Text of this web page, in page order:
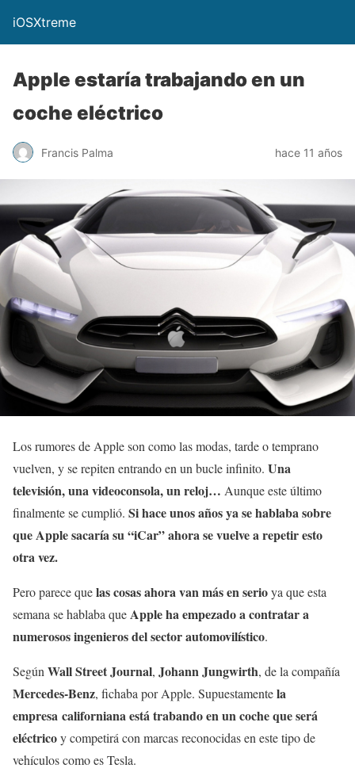
iOSXtreme
Apple estaría trabajando en un
coche eléctrico
Francis Palma hace 11 años
Los rumores de Apple son como las modas, tarde o temprano
vuelven, y se repiten entrando en un bucle infinito. Una
televisión, una videoconsola, un reloj… Aunque este último
finalmente se cumplió. Si hace unos años ya se hablaba sobre
que Apple sacaría su “iCar” ahora se vuelve a repetir esto
otra vez.
Pero parece quelas cosas ahora van más en serioya que esta
semana se hablaba queApple ha empezado a contratar a
numerosos ingenieros del sector automovilístico.
Según Wall Street Journal, Johann Jungwirth, de la compañía
Mercedes-Benz, fichaba por Apple. Supuestamentela
empresa californiana está trabando en un coche que será
eléctricoy competirá con marcas reconocidas en este tipo de
vehículos como es Tesla.